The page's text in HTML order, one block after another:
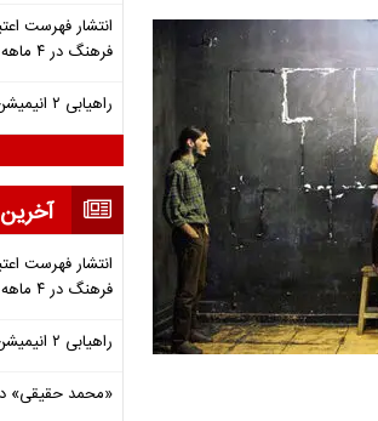
انتشار فهرست
فرهنگ در ۴ ماهه نخست ۱۴۰۵
راهیابی ۲ انیمیشن سوره به سی‌امین جشنواره فیلم رود آیلند
انتشار فهرست
فرهنگ در ۴ ماهه نخست ۱۴۰۵
راهیابی ۲ انیمیشن سوره به سی‌امین جشنواره فیلم رود آیلند
«محمد حقیقی»